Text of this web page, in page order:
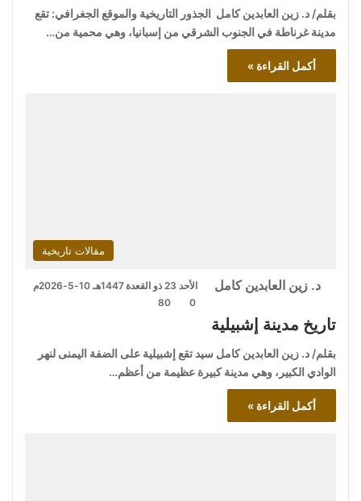
بقلم/ د. زين العابدين كامل الجذور التاريخية والموقع الجغرافي: تقع
مدينة غرناطة في الجنوب الشرقي من إسبانيا، وهي محمية من…
أكمل القراءة »
مقالات تاريخية
د. زين العابدين كامل
الأحد 23 ذو القعدة 1447هـ 10-5-2026م
0
80
تاريخ مدينة إشبيلية
بقلم/ د. زين العابدين كامل سيد تقع إشبيلية على الضفة اليمنى لنهر
الوادي الكبير، وهي مدينة كبيرة عظيمة من أعظم…
أكمل القراءة »